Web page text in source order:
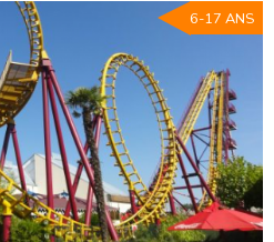
6-17 ANS